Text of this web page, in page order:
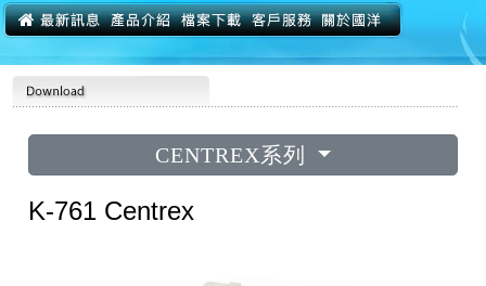
CENTREX系列
K-761 Centrex